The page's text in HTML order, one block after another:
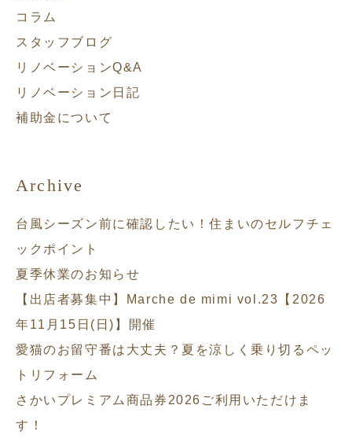
コラム
スタッフブログ
リノベーションQ&A
リノベーション日記
補助金について
Archive
台風シーズン前に確認したい！住まいのセルフチェ
ックポイント
夏季休業のお知らせ
【出店者募集中】Marche de mimi vol.23【2026
年11月15日(日)】開催
愛猫のお留守番は大丈夫？夏を涼しく乗り切るペッ
トリフォーム
さかいプレミアム商品券2026ご利用いただけま
す！